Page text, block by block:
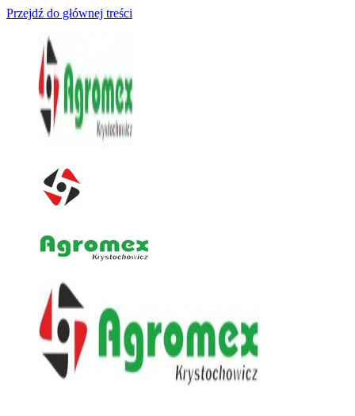
Przejdź do głównej treści